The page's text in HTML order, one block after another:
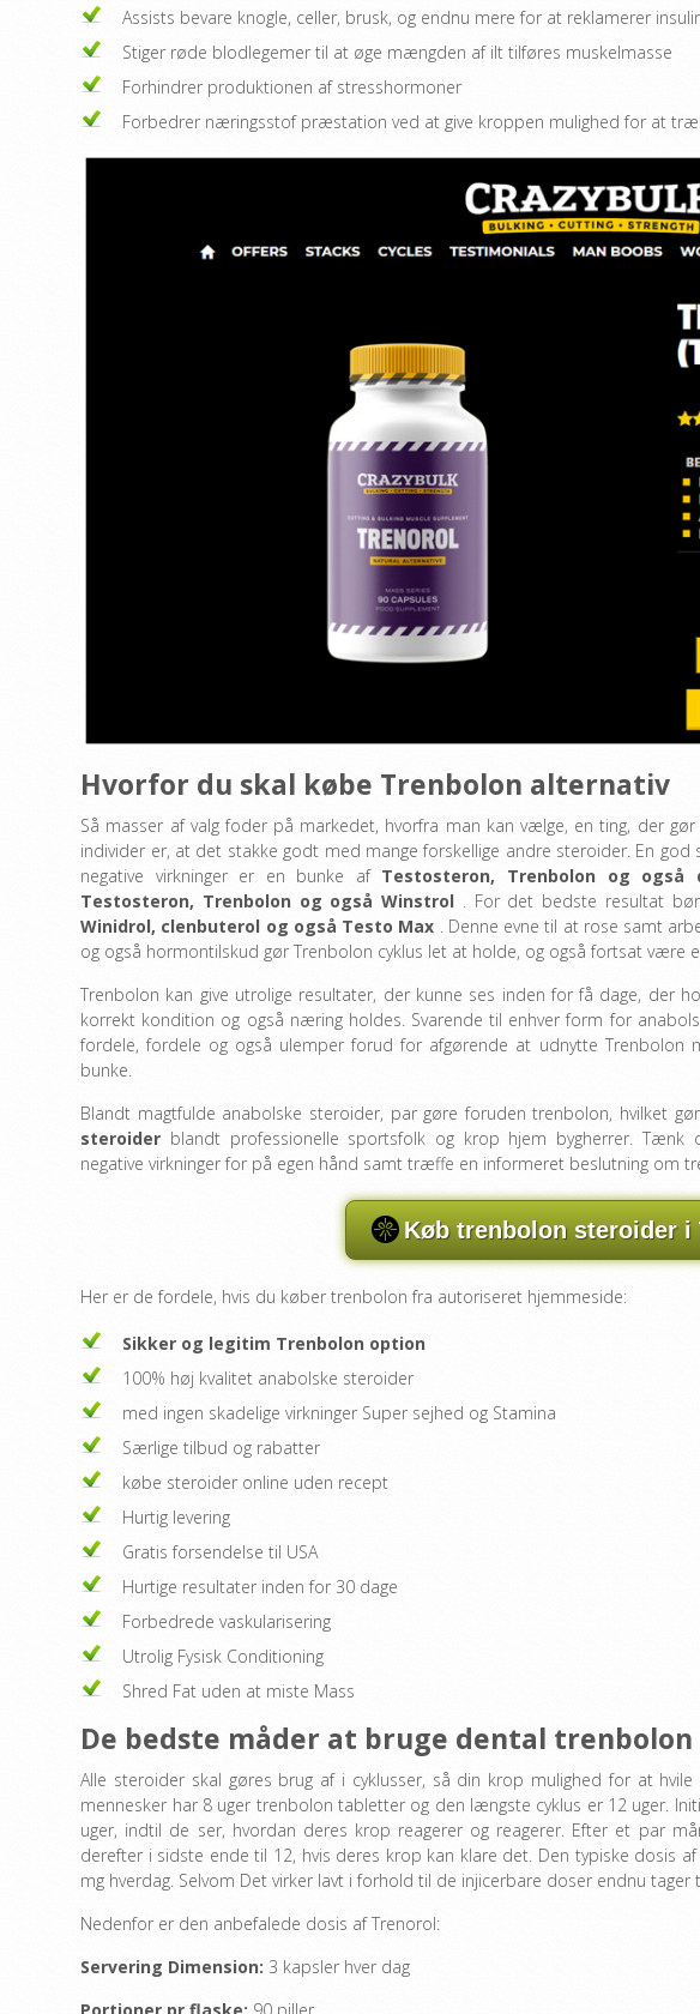
Assists bevare knogle, celler, brusk, og endnu mere for at reklamerer
Stiger røde blodlegemer til at øge mængden af ​​ilt tilføres muskelmasse
Forhindrer produktionen af ​​stresshormoner
Forbedrer næringsstof præstation ved at give kroppen mulighed for at
Hvorfor du skal købe Trenbolon alternativ
Så masser af valg foder på markedet, hvorfra man kan vælge, en ting, der
individer er, at det stakke godt med mange forskellige andre steroider. En
negative virkninger er en bunke af Testosteron, Trenbolon og også
Testosteron, Trenbolon og også Winstrol . For det bedste resultat
Winidrol, clenbuterol og også Testo Max . Denne evne til at rose samt
og også hormontilskud gør Trenbolon cyklus let at holde, og også fortsat være
Trenbolon kan give utrolige resultater, der kunne ses inden for få dage, der
korrekt kondition og også næring holdes. Svarende til enhver form for
fordele, fordele og også ulemper forud for afgørende at udnytte
bunke.
Blandt magtfulde anabolske steroider, par gøre foruden trenbolon, hvilket
steroider blandt professionelle sportsfolk og krop hjem bygherrer.
negative virkninger for på egen hånd samt træffe en informeret beslutning om
Køb trenbolon steroider i
Her er de fordele, hvis du køber trenbolon fra autoriseret hjemmeside:
Sikker og legitim Trenbolon option
100% høj kvalitet anabolske steroider
med ingen skadelige virkninger Super sejhed og Stamina
Særlige tilbud og rabatter
købe steroider online uden recept
Hurtig levering
Gratis forsendelse til USA
Hurtige resultater inden for 30 dage
Forbedrede vaskularisering
Utrolig Fysisk Conditioning
Shred Fat uden at miste Mass
De bedste måder at bruge dental
Alle steroider skal gøres brug af i cyklusser, så din krop mulighed for at
mennesker har 8 uger trenbolon tabletter og den længste cyklus er 12 uger.
uger, indtil de ser, hvordan deres krop reagerer og reagerer. Efter et par
derefter i sidste ende til 12, hvis deres krop kan klare det. Den typiske dosis
mg hverdag. Selvom Det virker lavt i forhold til de injicerbare doser endnu
Nedenfor er den anbefalede dosis af Trenorol:
Servering Dimension: 3 kapsler hver dag